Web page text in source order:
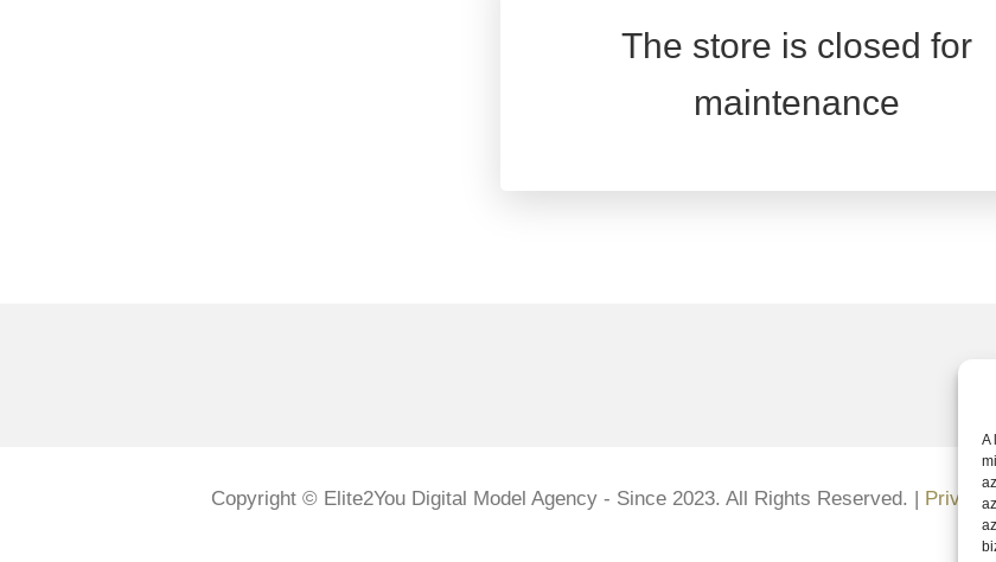
A
The store is closed for
maintenance
Copyright © Elite2You Digital Model Agency - Since 2023. All Rights Reserved. |